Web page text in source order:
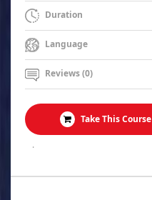
Duration
Language
Reviews (0)
Take This Course
.